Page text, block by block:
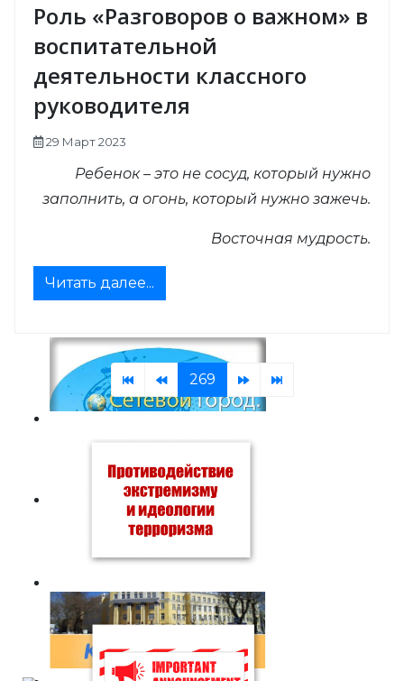
Роль «Разговоров о важном» в
воспитательной
деятельности классного
руководителя
29 Март 2023
Ребенок – это не сосуд, который нужно
заполнить, а огонь, который нужно зажечь.
Восточная мудрость.
Читать далее...
269